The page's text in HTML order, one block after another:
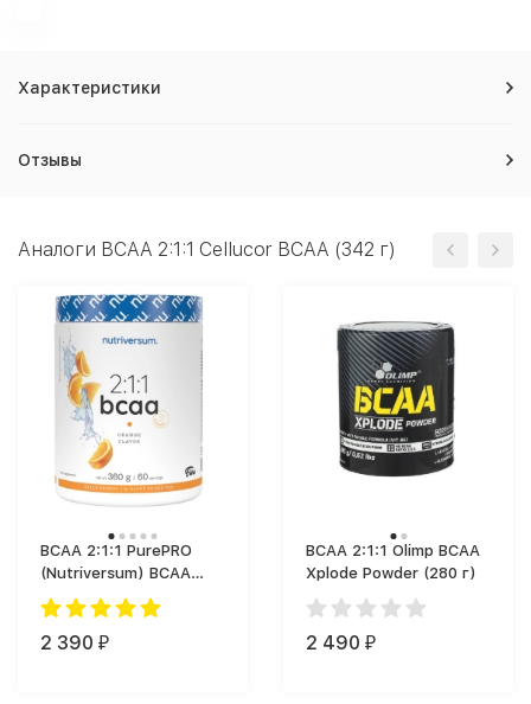
Характеристики
Отзывы
Аналоги BCAA 2:1:1 Cellucor BCAA (342 г)
BCAA 2:1:1 PurePRO
(Nutriversum) BCAA
(360 г)
2 390 ₽
BCAA 2:1:1 Olimp BCAA
Xplode Powder (280 г)
2 490 ₽